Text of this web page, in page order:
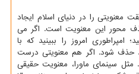
معنویتی را در دنیای اسلام ایجاد
محور این معنویت است. اگر می
امپراطوری امروز را ببینید که با
حذف شود. اگر هم معنویتی درست
سینمای ماورا، معنویت حقیقی